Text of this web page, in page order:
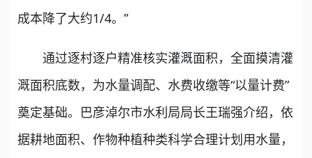
成本降了大约1/4。”
通过逐村逐户精准核实灌溉面积，全面摸清灌
溉面积底数，为水量调配、水费收缴等“以量计费”
奠定基础。巴彦淖尔市水利局局长王瑞强介绍，依
据耕地面积、作物种植种类科学合理计划用水量，